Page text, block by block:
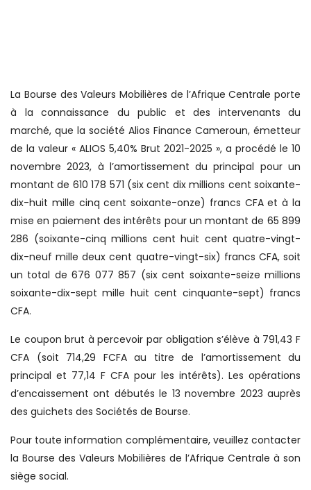
La Bourse des Valeurs Mobilières de l’Afrique Centrale porte
à la connaissance du public et des intervenants du
marché, que la société Alios Finance Cameroun, émetteur
de la valeur « ALIOS 5,40% Brut 2021-2025 », a procédé le 10
novembre 2023, à l’amortissement du principal pour un
montant de 610 178 571 (six cent dix millions cent soixante-
dix-huit mille cinq cent soixante-onze) francs CFA et à la
mise en paiement des intérêts pour un montant de 65 899
286 (soixante-cinq millions cent huit cent quatre-vingt-
dix-neuf mille deux cent quatre-vingt-six) francs CFA, soit
un total de 676 077 857 (six cent soixante-seize millions
soixante-dix-sept mille huit cent cinquante-sept) francs
CFA.
Le coupon brut à percevoir par obligation s’élève à 791,43 F
CFA (soit 714,29 FCFA au titre de l’amortissement du
principal et 77,14 F CFA pour les intérêts). Les opérations
d’encaissement ont débutés le 13 novembre 2023 auprès
des guichets des Sociétés de Bourse.
Pour toute information complémentaire, veuillez contacter
la Bourse des Valeurs Mobilières de l’Afrique Centrale à son
siège social.